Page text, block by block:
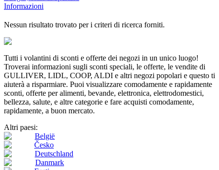
Informazioni
Nessun risultato trovato per i criteri di ricerca forniti.
Tutti i volantini di sconti e offerte dei negozi in un unico luogo!
Troverai informazioni sugli sconti speciali, le offerte, le vendite di
GULLIVER, LIDL, COOP, ALDI e altri negozi popolari e questo ti
aiuterà a risparmiare. Puoi visualizzare comodamente e rapidamente
sconti, offerte per alimenti, bevande, elettronica, elettrodomestici,
bellezza, salute, e altre categorie e fare acquisti comodamente,
rapidamente, a buon mercato.
Altri paesi:
België
Česko
Deutschland
Danmark